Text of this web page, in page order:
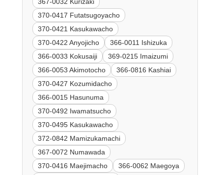
367-0032 Kurizaki
370-0417 Futatsugoyacho
370-0421 Kasukawacho
370-0422 Anyojicho
366-0011 Ishizuka
366-0033 Kokusaiji
369-0215 Imaizumi
366-0053 Akimotocho
366-0816 Kashiai
370-0427 Kozumidacho
366-0015 Hasunuma
370-0492 Iwamatsucho
370-0495 Kasukawacho
372-0842 Mamizukamachi
367-0072 Numawada
370-0416 Maejimacho
366-0062 Maegoya